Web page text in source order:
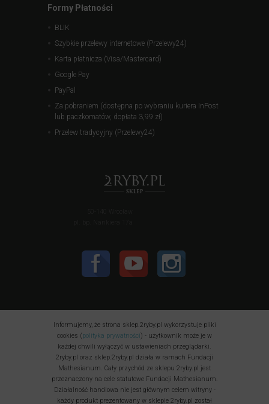
Formy Płatności
BLIK
Szybkie przelewy internetowe (Przelewy24)
Karta płatnicza (Visa/Mastercard)
Google Pay
PayPal
Za pobraniem (dostępna po wybraniu kuriera InPost
lub paczkomatów, dopłata 3,99 zł)
Przelew tradycyjny (Przelewy24)
Informujemy, że strona sklep.2ryby.pl wykorzystuje pliki
cookies (polityka prywatności) - użytkownik może je w
każdej chwili wyłączyć w ustawieniach przeglądarki.
2ryby.pl oraz sklep.2ryby.pl działa w ramach Fundacji
Mathesianum. Cały przychód ze sklepu 2ryby.pl jest
przeznaczony na cele statutowe Fundacji Mathesianum.
Działalność handlowa nie jest głównym celem witryny -
każdy produkt prezentowany w sklepie 2ryby.pl został